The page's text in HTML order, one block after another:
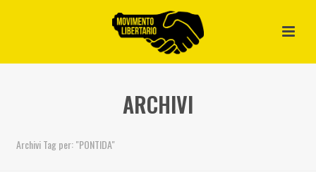
ARCHIVI
Archivi Tag per: "PONTIDA"